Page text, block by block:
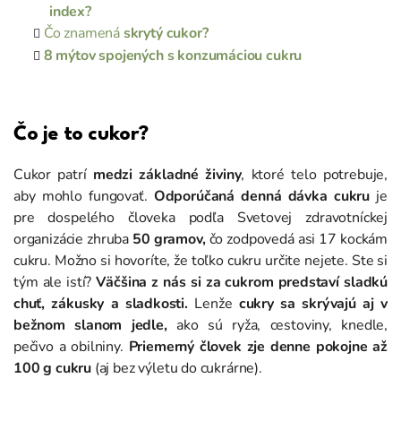
index?
Čo znamenáskrytý cukor?
8 mýtov spojených s konzumáciou cukru
Čo je to cukor?
Cukor patrí medzi základné živiny, ktoré telo potrebuje,
aby mohlo fungovať. Odporúčaná denná dávka cukru je
pre dospelého človeka podľa Svetovej zdravotníckej
organizácie zhruba 50 gramov,čo zodpovedá asi 17 kockám
cukru. Možno si hovoríte, že toľko cukru určite nejete. Ste si
tým ale istí?Väčšina z nás si za cukrom predstaví sladkú
chuť, zákusky a sladkosti. Lenže cukry sa skrývajú aj v
bežnom slanom jedle,ako sú ryža, cestoviny, knedle,
pečivo a obilniny. Priemerný človek zje denne pokojne až
100 g cukru (aj bez výletu do cukrárne).